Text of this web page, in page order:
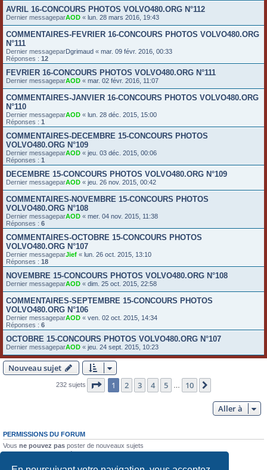
AVRIL 16-CONCOURS PHOTOS VOLVO480.ORG N°112
Dernier messageparAOD « lun. 28 mars 2016, 19:43
COMMENTAIRES-FEVRIER 16-CONCOURS PHOTOS VOLVO480.ORG
N°111
Dernier messageparDgrimaud « mar. 09 févr. 2016, 00:33
Réponses : 12
FEVRIER 16-CONCOURS PHOTOS VOLVO480.ORG N°111
Dernier messageparAOD « mar. 02 févr. 2016, 11:07
COMMENTAIRES-JANVIER 16-CONCOURS PHOTOS VOLVO480.ORG
N°110
Dernier messageparAOD « lun. 28 déc. 2015, 15:00
Réponses : 1
COMMENTAIRES-DECEMBRE 15-CONCOURS PHOTOS
VOLVO480.ORG N°109
Dernier messageparAOD « jeu. 03 déc. 2015, 00:06
Réponses : 1
DECEMBRE 15-CONCOURS PHOTOS VOLVO480.ORG N°109
Dernier messageparAOD « jeu. 26 nov. 2015, 00:42
COMMENTAIRES-NOVEMBRE 15-CONCOURS PHOTOS
VOLVO480.ORG N°108
Dernier messageparAOD « mer. 04 nov. 2015, 11:38
Réponses : 6
COMMENTAIRES-OCTOBRE 15-CONCOURS PHOTOS
VOLVO480.ORG N°107
Dernier messageparJief « lun. 26 oct. 2015, 13:10
Réponses : 18
NOVEMBRE 15-CONCOURS PHOTOS VOLVO480.ORG N°108
Dernier messageparAOD « dim. 25 oct. 2015, 22:58
COMMENTAIRES-SEPTEMBRE 15-CONCOURS PHOTOS
VOLVO480.ORG N°106
Dernier messageparAOD « ven. 02 oct. 2015, 14:34
Réponses : 6
OCTOBRE 15-CONCOURS PHOTOS VOLVO480.ORG N°107
Dernier messageparAOD « jeu. 24 sept. 2015, 10:23
Nouveau sujet
232 sujets Page 1sur10
1 2 3 4 5 10
Aller à
PERMISSIONS DU FORUM
Vous ne pouvez pas poster de nouveaux sujets
Vousne pouvez pasrépondre aux sujets